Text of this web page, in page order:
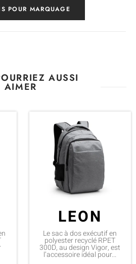
POUR MARQUAGE
AUSSI
AIMER
LEON
Le sac à dos exécutif en
polyester recyclé RPET
300D, au design Vigor, est
l’accessoire idéal pour...